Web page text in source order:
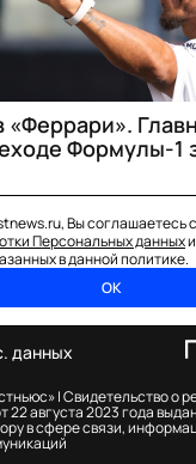
Формулы-1
Вы соглашаетесь
Персональных данных
в данной политике.
ОК
|Свидетельство о
22 августа 2023 года
в сфере связи,
данных